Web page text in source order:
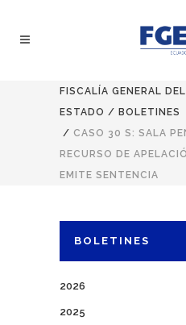
FISCALÍA GENERAL DEL
ESTADO / BOLETINES
/ CASO 30 S: SALA
RECURSO DE
EMITE SENTENCIA
BOLETINES
2026
2025